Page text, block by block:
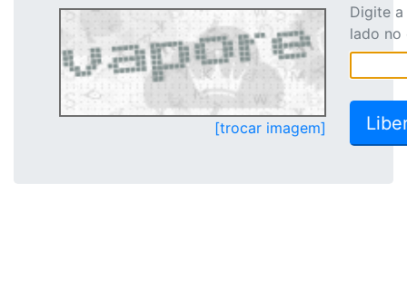
[trocar imagem]
Digite
lado no